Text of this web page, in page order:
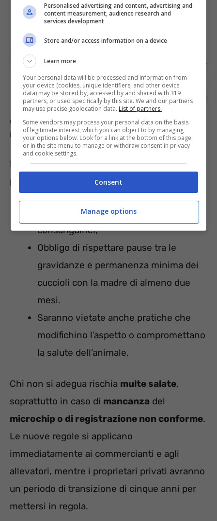
Cosa cambia per i proprietari di cani e gatti –
informazioneoggi.it
Per gliallevatori, ancheamatoriali, sono
previsti
vincoli stringenti
Divieto di accoppiamento tra animali
consanguinei;
Obbligo di rispettare pause tra le
gravidanze e permanenza minima dei
cuccioli con la madre di almeno due
mesi.
Saranno vietate anche pratiche che
modifichino l’aspetto o compromettano
la salute dell’animale.
Chi non si adegua rischia multe salate,
soprattutto in caso di mancanza del
microchip o di registrazione non conforme.
Le nuove regole si applicano
immediatamente ai commercianti e agli
allevatori, mentre i proprietari privati avranno
un periodo di transizione di cinque anni per
mettersi in regola.
Personalised advertising and content, advertising and
content measurement, audience research and
services development
Store and/or access information on a device
Learn more
Your personal data will be processed and information from
your device (cookies, unique identifiers, and other device
data) may be stored by, accessed by and shared with 319
partners, or used specifically by this site. We and our partners
may use precise geolocation data. List of partners.
Some vendors may process your personal data on the basis
of legitimate interest, which you can object to by managing
your options below. Look for a link at the bottom of this page
or in the site menu to manage or withdraw consent in privacy
and cookie settings.
Consent
Manage options